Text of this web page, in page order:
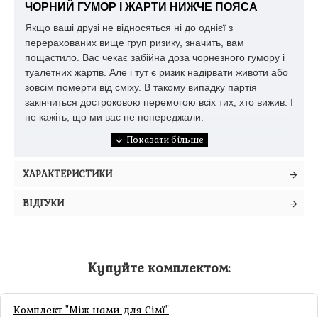
ЧОРНИЙ ГУМОР І ЖАРТИ НИЖЧЕ ПОЯСА
Якщо ваші друзі не відносяться ні до однієї з
перерахованих вище груп ризику, значить, вам
пощастило. Вас чекає забійна доза чорнезного гумору і
туалетних жартів. Але і тут є ризик надірвати животи або
зовсім померти від сміху. В такому випадку партія
закінчиться достроковою перемогою всіх тих, хто вижив. І
не кажіть, що ми вас не попереджали.
Видання №2
ХАРАКТЕРИСТИКИ
ВІДГУКИ
Купуйте комплектом:
Комплект "Між нами для Сімї"